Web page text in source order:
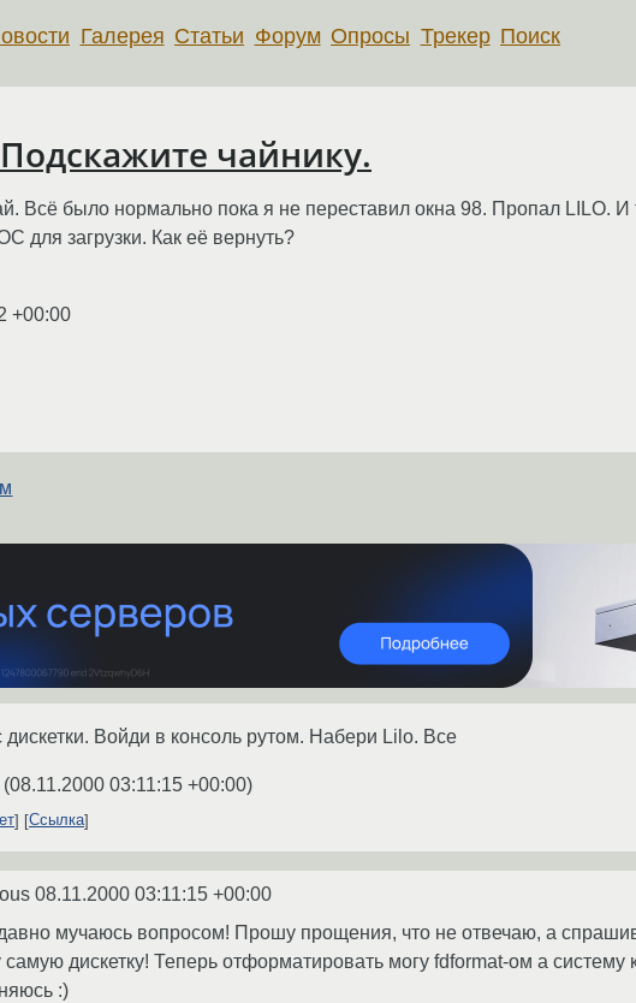
Галерея Статьи Форум Опросы Трекер Поиск
чайнику.
Всё было нормально пока я не переставил окна 98. Пропал LILO. И
для загрузки. Как её вернуть?
+00:00
дискетки. Войди в консоль рутом. Набери Lilo. Все
(08.11.2000 03:11:15 +00:00)
Ссылка
08.11.2000 03:11:15 +00:00
мучаюсь вопросом! Прошу прощения, что не отвечаю, а
самую дискетку! Теперь отформатировать могу fdformat-ом а
:)